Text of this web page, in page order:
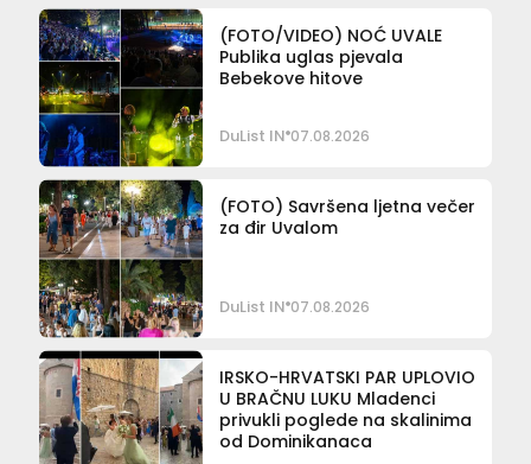
(FOTO/VIDEO) NOĆ UVALE
Publika uglas pjevala
Bebekove hitove
DuList IN 07.08.2026
(FOTO) Savršena ljetna večer
za đir Uvalom
DuList IN 07.08.2026
IRSKO-HRVATSKI PAR UPLOVIO
U BRAČNU LUKU Mladenci
privukli poglede na skalinima
od Dominikanaca